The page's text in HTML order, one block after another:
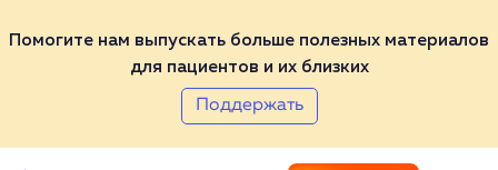
Помогите нам выпускать больше полезных материалов
для пациентов и их близких
Поддержать